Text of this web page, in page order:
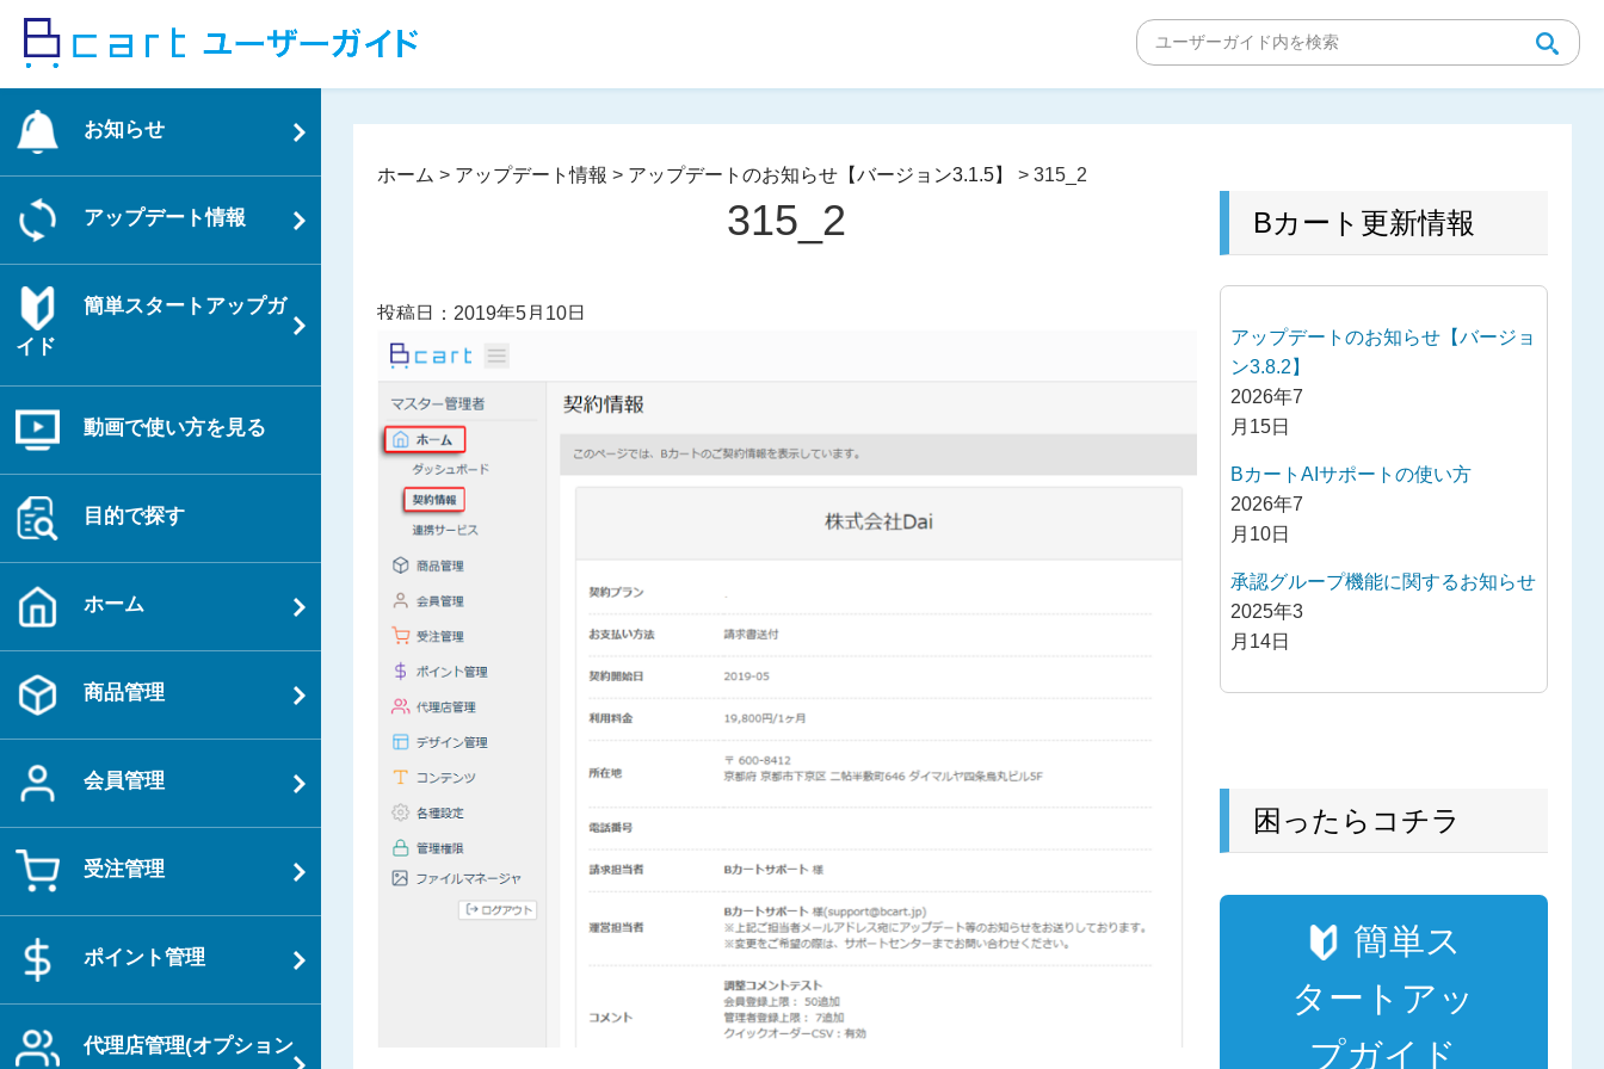
ッ
お知らせ
アップデート情報
簡単スタートアップガ
イド
動画で使い方を見る
目的で探す
ホーム
商品管理
会員管理
受注管理
ポイント管理
代理店管理(オプション
ホーム > アップデート情報 > アップデートのお知らせ【バージョン3.1.5】 >315_2
315_2
投稿日：2019年5月10日
Bカート更新情報
アップデートのお知らせ【バージョ
ン3.8.2】
2026年7
月15日
BカートAIサポートの使い方
2026年7
月10日
承認グループ機能に関するお知らせ
2025年3
月14日
困ったらコチラ
簡単ス
タートアッ
プガイド